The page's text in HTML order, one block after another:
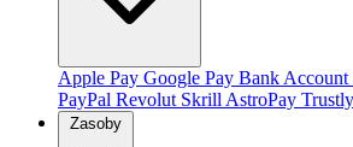
Apple Pay Google Pay Bank Account
PayPal Revolut Skrill AstroPay Trustly
Zasoby